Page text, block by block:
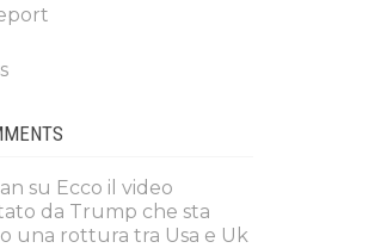
su Ecco il video
da Trump che sta
una rottura tra Usa e Uk